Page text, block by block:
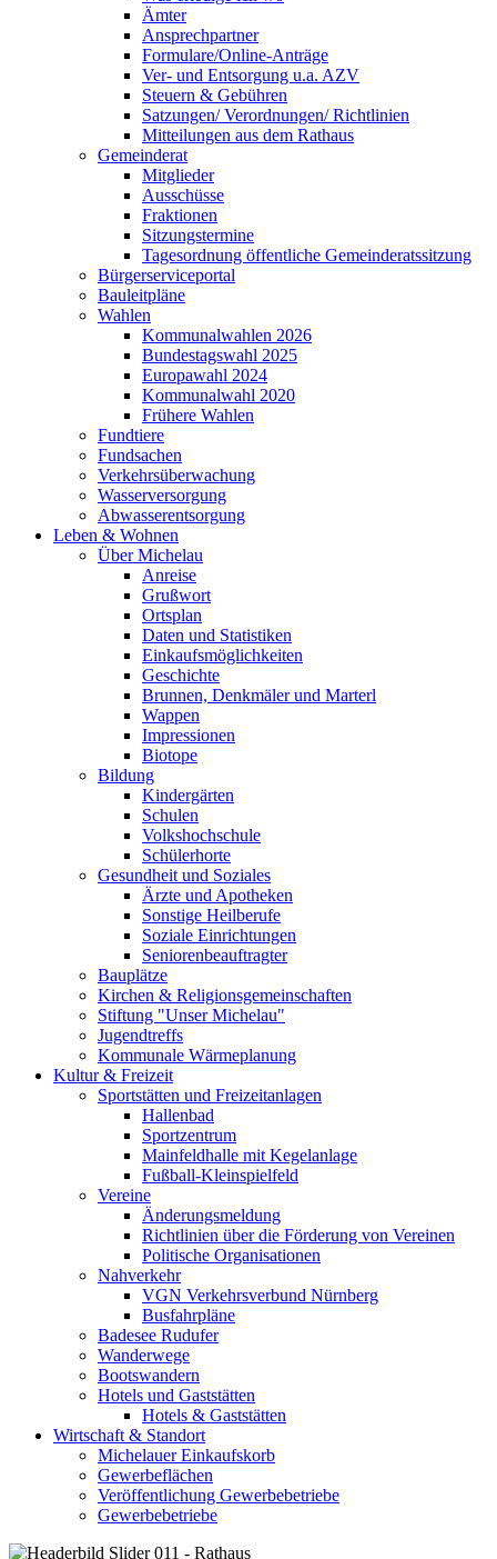
Ämter
Ansprechpartner
Formulare/Online-Anträge
Ver- und Entsorgung u.a. AZV
Steuern & Gebühren
Satzungen/ Verordnungen/ Richtlinien
Mitteilungen aus dem Rathaus
Gemeinderat
Mitglieder
Ausschüsse
Fraktionen
Sitzungstermine
Tagesordnung öffentliche Gemeinderatssitzung
Bürgerserviceportal
Bauleitpläne
Wahlen
Kommunalwahlen 2026
Bundestagswahl 2025
Europawahl 2024
Kommunalwahl 2020
Frühere Wahlen
Fundtiere
Fundsachen
Verkehrsüberwachung
Wasserversorgung
Abwasserentsorgung
Leben & Wohnen
Über Michelau
Anreise
Grußwort
Ortsplan
Daten und Statistiken
Einkaufsmöglichkeiten
Geschichte
Brunnen, Denkmäler und Marterl
Wappen
Impressionen
Biotope
Bildung
Kindergärten
Schulen
Volkshochschule
Schülerhorte
Gesundheit und Soziales
Ärzte und Apotheken
Sonstige Heilberufe
Soziale Einrichtungen
Seniorenbeauftragter
Bauplätze
Kirchen & Religionsgemeinschaften
Stiftung "Unser Michelau"
Jugendtreffs
Kommunale Wärmeplanung
Kultur & Freizeit
Sportstätten und Freizeitanlagen
Hallenbad
Sportzentrum
Mainfeldhalle mit Kegelanlage
Fußball-Kleinspielfeld
Vereine
Änderungsmeldung
Richtlinien über die Förderung von Vereinen
Politische Organisationen
Nahverkehr
VGN Verkehrsverbund Nürnberg
Busfahrpläne
Badesee Rudufer
Wanderwege
Bootswandern
Hotels und Gaststätten
Hotels & Gaststätten
Wirtschaft & Standort
Michelauer Einkaufskorb
Gewerbeflächen
Veröffentlichung Gewerbebetriebe
Gewerbebetriebe